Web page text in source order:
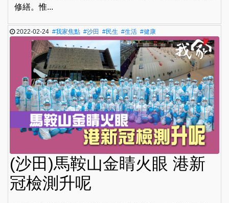
修繕。惟...
2022-02-24#我家焦點 #沙田 #民生 #生活 #健康
(沙田)馬鞍山金睛火眼 港新
冠檢測升呢